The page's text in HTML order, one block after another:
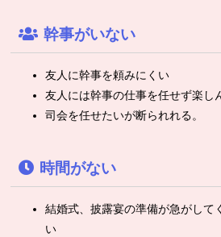
幹事がいない
友人に幹事を頼みにくい
友人には幹事の仕事を任せず楽し
司会を任せたいが断られれる。
時間がない
結婚式、披露宴の準備が急がして
い